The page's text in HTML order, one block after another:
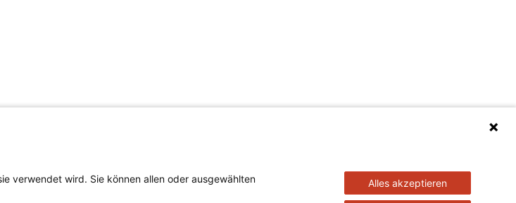
verwendet wird. Sie können allen oder ausgewählten
Alles akzeptieren